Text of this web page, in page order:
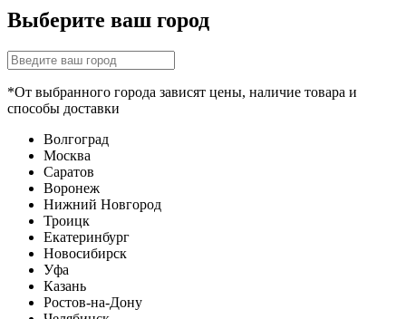
Выберите ваш город
*От выбранного города зависят цены, наличие товара и
способы доставки
Волгоград
Москва
Саратов
Воронеж
Нижний Новгород
Троицк
Екатеринбург
Новосибирск
Уфа
Казань
Ростов-на-Дону